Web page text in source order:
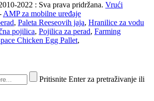
2022 : Sva prava pridržana. Vrući
AMP za mobilne uređaje
, Paleta Reeseovih jaja, Hranilice za vodu
pojilica, Pojilica za perad, Farming
Chicken Egg Pallet,
Pritisnite Enter za pretraživanje ili